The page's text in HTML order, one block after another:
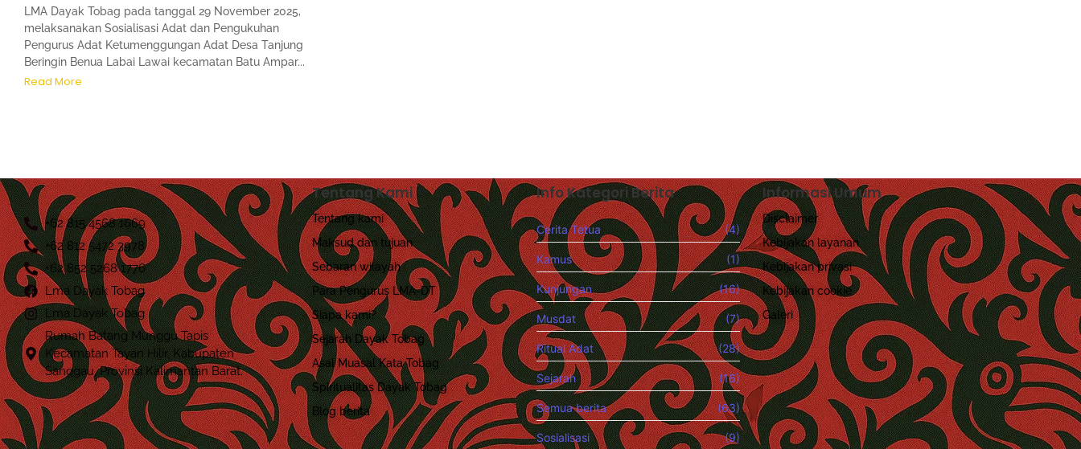
LMA Dayak Tobag pada tanggal 29 November 2025,
melaksanakan Sosialisasi Adat dan Pengukuhan
Pengurus Adat Ketumenggungan Adat Desa Tanjung
Beringin Benua Labai Lawai kecamatan Batu Ampar...
Read More
+62 815 4568 1669
+62 812 5472 3978
+62 852 5268 1776
Lma Dayak Tobag
Lma Dayak Tobag
Rumah Batang Munggu Tapis
Kecamatan Tayan Hilir, Kabupaten
Sanggau, Provinsi Kalimantan Barat.
Tentang Kami
Tentang kami
Maksud dan tujuan
Sebaran wilayah
Para Pengurus LMA-DT
Siapa kami?
Sejarah Dayak Tobag
Asal Muasal Kata Tobag
Spiritualitas Dayak Tobag
Blog berita
Info Kategori Berita
Cerita Tetua (4)
Kamus (1)
Kunjungan (16)
Musdat (7)
Ritual Adat (28)
Sejarah (16)
Semua berita (63)
Sosialisasi (9)
Informasi Umum
Disclaimer
Kebijakan layanan
Kebijakan privasi
Kebijakan cookie
Galeri